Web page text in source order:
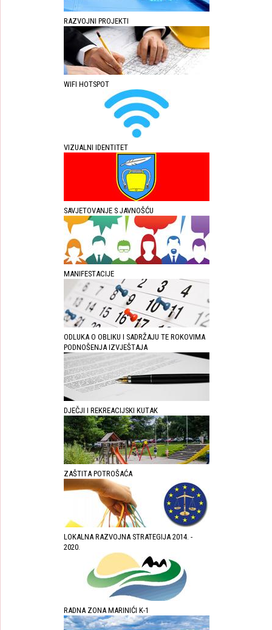
RAZVOJNI PROJEKTI
WIFI HOTSPOT
VIZUALNI IDENTITET
SAVJETOVANJE S JAVNOŠĆU
MANIFESTACIJE
ODLUKA O OBLIKU I SADRŽAJU TE ROKOVIMA
PODNOŠENJA IZVJEŠTAJA
DJEČJI I REKREACIJSKI KUTAK
ZAŠTITA POTROŠAĆA
LOKALNA RAZVOJNA STRATEGIJA 2014. -
2020.
RADNA ZONA MARINIĆI K-1